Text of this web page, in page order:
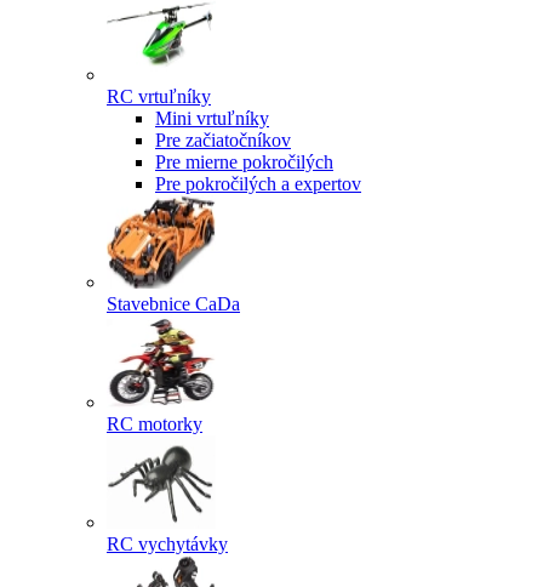
RC vrtuľníky
Mini vrtuľníky
Pre začiatočníkov
Pre mierne pokročilých
Pre pokročilých a expertov
Stavebnice CaDa
RC motorky
RC vychytávky